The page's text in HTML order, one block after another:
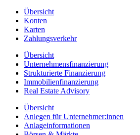
Übersicht
Konten
Karten
Zahlungsverkehr
Übersicht
Unternehmensfinanzierung
Strukturierte Finanzierung
Immobilienfinanzierung
Real Estate Advisory
Übersicht
Anlegen für Unternehmer:innen
Anlageinformationen